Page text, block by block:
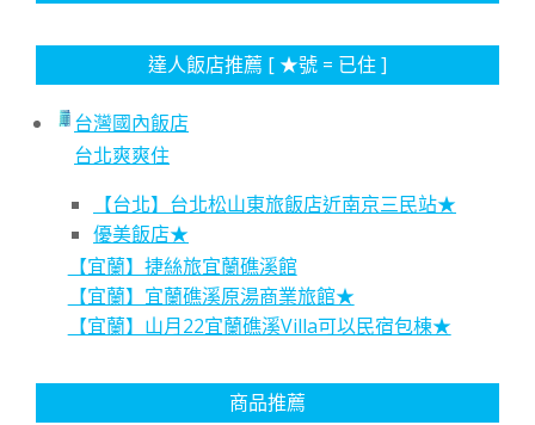
達人飯店推薦 [ ★號 = 已住 ]
台灣國內飯店
台北爽爽住
【台北】台北松山東旅飯店近南京三民站★
優美飯店★
【宜蘭】捷絲旅宜蘭礁溪館
【宜蘭】宜蘭礁溪原湯商業旅館★
【宜蘭】山月22宜蘭礁溪Villa可以民宿包棟★
商品推薦